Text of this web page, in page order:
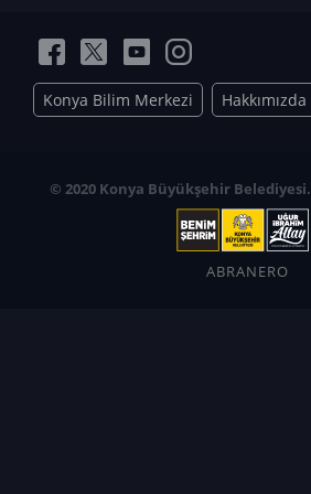
Konya Bilim Merkezi Hakkımızda
© 2020 Konya Büyükşehir Belediyesi.
ABRANERO